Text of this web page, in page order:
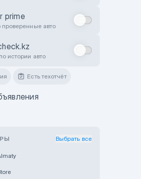
prime
проверенные авто
истории авто
Есть техотчёт
Выбрать все